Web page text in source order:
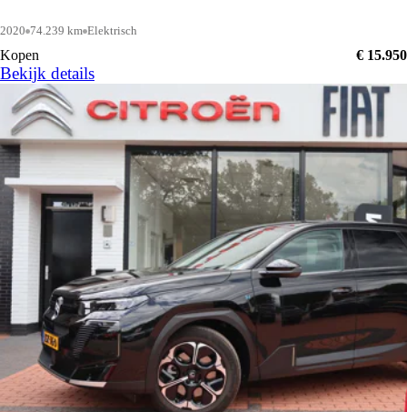
2020 74.239 km Elektrisch
Kopen € 15.950
Bekijk details